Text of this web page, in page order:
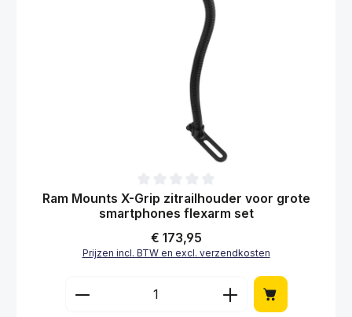
Gemiddelde waardering van 0 van 5 sterren
Ram Mounts X-Grip zitrailhouder voor grote
smartphones flexarm set
Normale prijs:
€ 173,95
Prijzen incl. BTW en excl. verzendkosten
Producthoeveelheid: Voer de gewenste